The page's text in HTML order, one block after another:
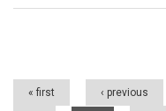
Pages
« first ‹ previous